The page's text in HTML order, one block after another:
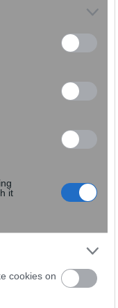
it
cookies on